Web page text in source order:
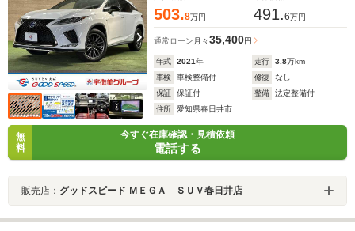
503.8万円 491.6万円
通常ローン 月々35,400円
年式 2021年 走行 3.8万km
車検
車検整備付 修復
なし
保証
保証付 整備
法定整備付
住所
愛知県春日井市
無
料
今すぐ在庫確認・見積依頼
電話する
販売店： グッドスピード ＭＥＧＡ ＳＵＶ春日井店